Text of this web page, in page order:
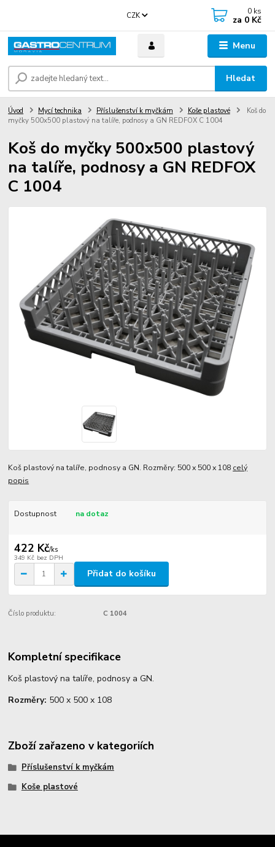
Menu
CZK
Hledat
0 ks
za 0 Kč
Úvod Mycí technika Příslušenství k myčkám Koše plastové
Koš do
myčky 500x500 plastový na talíře, podnosy a GN REDFOX C 1004
Koš do myčky 500x500 plastový
na talíře, podnosy a GN REDFOX
C 1004
Koš plastový na talíře, podnosy a GN. Rozměry: 500 x 500 x 108 celý
popis
Dostupnost na dotaz
422 Kč/ks
349 Kč bez DPH
Přidat do košíku
Číslo produktu: C 1004
Kompletní specifikace
Koš plastový na talíře, podnosy a GN.
Rozměry: 500 x 500 x 108
Zboží zařazeno v kategoriích
Příslušenství k myčkám
Koše plastové